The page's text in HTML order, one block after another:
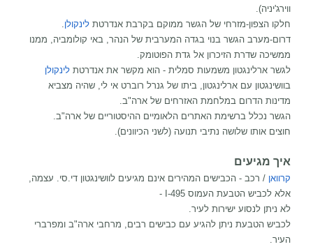
ווירג'יניה).
חלקו הצפון-מזרחי של הגשר ממוקם בקרבת אנדרטת לינקולן.
דרום-מערב הגשר בנוי בגדה המערבית של הנהר, באי קולומביה, ממנו
ממשיכה שדרת הזיכרון אל גדת הפוטומק.
לגשר ארלינגטון משמעות סמלית - הוא מקשר את אנדרטת לינקולן
בוושינגטון עם ארלינגטון, ביתו של גנרל רוברט אי לי, שהיה מצביא
מדינות הדרום במלחמת האזרחים של ארה"ב.
הגשר נכלל ברשימת האתרים הלאומיים ההיסטוריים של ארה"ב.
חוצים אותו שלושה נתיבי תנועה (לשני הכיוונים).
איך מגיעים
קרוואן / רכב - הכבישים המהירים אינם מגיעים לוושינגטון די.סי. עצמה,
אלא לכביש הטבעת העמוס I-495 -
לא ניתן לנסוע ישירות לעיר.
לכביש הטבעת ניתן להגיע עם כבישים רבים, מרחבי ארה"ב ומפרברי
העיר.